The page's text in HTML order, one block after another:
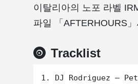
이탈리아의 노포 라벨
파일 「AFTERHOURS
Tracklist
1. DJ Rodriguez –